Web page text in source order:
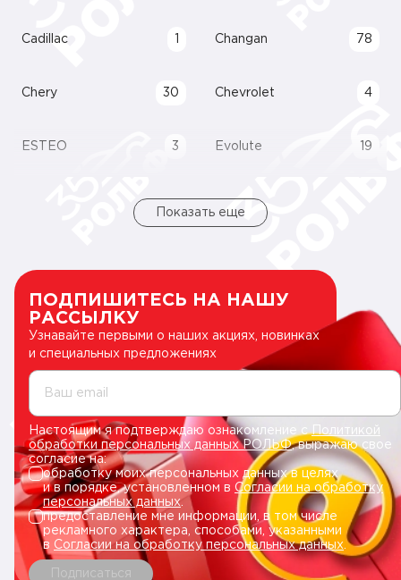
Cadillac Changan 78
Chery 30 Chevrolet 4
ESTEO 3 Evolute 19
Показать еще
ПОДПИШИТЕСЬ НА НАШУ
РАССЫЛКУ
Узнавайте первыми о наших акциях, новинках
и специальных предложениях
Ваш email
Настоящим я подтверждаю ознакомление сПолитикой
обработки персональных данных РОЛЬФ, выражаю свое
согласие на:
обработку моих персональных данных в целях
и в порядке, установленном в Согласии на обработку
персональных данных.
предоставление мне информации, в том числе
рекламного характера, способами, указанными
в Согласии на обработку персональных данных
Подписаться